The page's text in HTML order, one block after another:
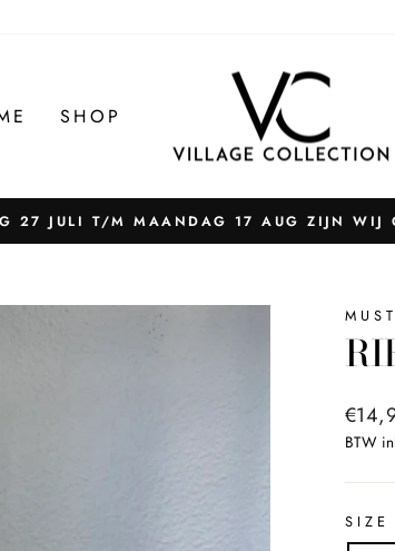
SHOP
Pauzeer
27 JULI T/M MAANDAG 17 AUG ZIJN WIJ
prijs
BTW
SIZE